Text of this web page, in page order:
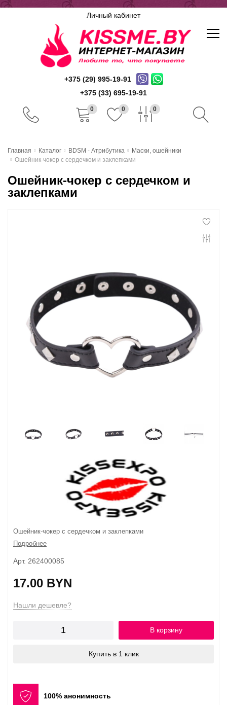
Личный кабинет
+375 (29) 995-19-91
+375 (33) 695-19-91
0 0 0
Доставка и оплата
Беспроцентная рассрочка
Главная Каталог BDSM - Атрибутика
Маски, ошейники
Ошейник-чокер с сердечком и заклепками
Ошейник-чокер с сердечком и
заклепками
Ошейник-чокер с сердечком и заклепками
Подробнее
Арт. 262400085
17.00 BYN
Нашли дешевле?
В корзину
Купить в 1 клик
100% анонимность